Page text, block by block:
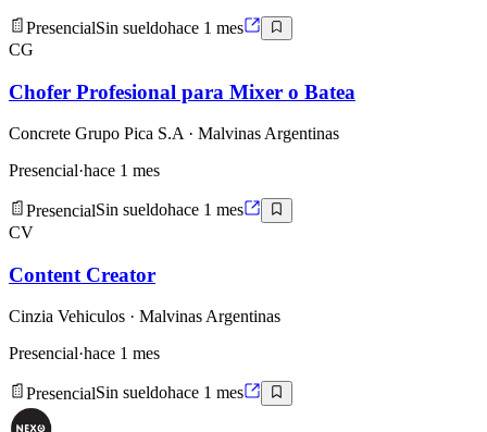
PresencialSin sueldohace 1 mes
CG
Chofer Profesional para Mixer o Batea
Concrete Grupo Pica S.A· Malvinas Argentinas
Presencial·hace 1 mes
PresencialSin sueldohace 1 mes
CV
Content Creator
Cinzia Vehiculos · Malvinas Argentinas
Presencial·hace 1 mes
PresencialSin sueldohace 1 mes